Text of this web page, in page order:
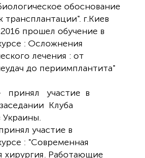
обоснование
трансплантации". г.Киев
прошел обучение в
: Осложнения
лечения : от
до периимплантита"
принял участие в
Клуба
участие в
: "Современная
хирургия. Работающие